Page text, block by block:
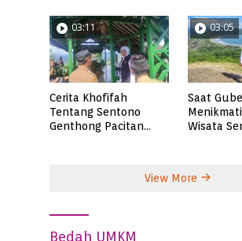
03:11
Cerita Khofifah
Tentang Sentono
Genthong Pacitan
03:05
Saat
Wisata
View More
Bedah UMKM